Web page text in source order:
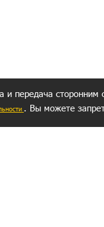
и передача
. Вы можете